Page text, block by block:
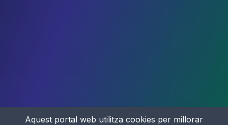
Aquest portal web utilitza cookies per millorar